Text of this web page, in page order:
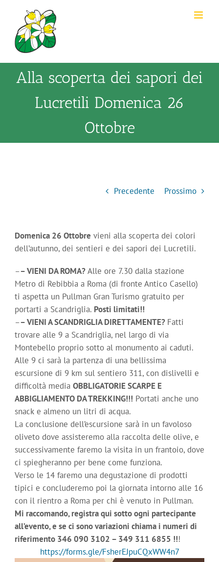
contenuto
Alla scoperta dei sapori dei
Lucretili Domenica 26
Ottobre
Precedente Prossimo
Domenica 26 Ottobre vieni alla scoperta dei colori
dell’autunno, dei sentieri e dei sapori dei Lucretili.
–– VIENI DA ROMA?Alle ore 7.30 dalla stazione
Metro di Rebibbia a Roma (di fronte Antico Casello)
ti aspetta un Pullman Gran Turismo gratuito per
portarti a Scandriglia. Posti limitati!!
–– VIENI A SCANDRIGLIA DIRETTAMENTE? Fatti
trovare alle 9 a Scandriglia, nel largo di via
Montebello proprio sotto al monumento ai caduti.
Alle 9 ci sarà la partenza di una bellissima
escursione di 9 km sul sentiero 311, con dislivelli e
difficoltà media OBBLIGATORIE SCARPE E
ABBIGLIAMENTO DA TREKKING!!! Portati anche uno
snack e almeno un litri di acqua.
La conclusione dell’escursione sarà in un favoloso
oliveto dove assisteremo alla raccolta delle olive, e
successivamente faremo la visita in un frantoio, dove
ci spiegheranno per bene come funziona.
Verso le 14 faremo una degustazione di prodotti
tipici e concluderemo poi la giornata intorno alle 16
con il rientro a Roma per chi è venuto in Pullman.
Mi raccomando, registra qui sotto ogni partecipante
all’evento, e se ci sono variazioni chiama i numeri di
riferimento 346 090 3102 – 349 311 6855 !!!
https://forms.gle/FsherEJpuCQxWW4n7